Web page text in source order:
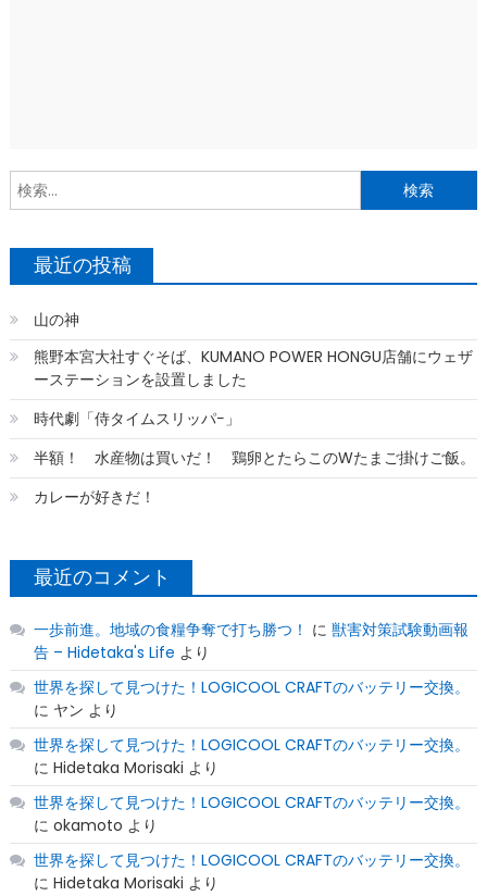
最近の投稿
山の神
熊野本宮大社すぐそば、KUMANO POWER HONGU店舗にウェザ
ーステーションを設置しました
時代劇「侍タイムスリッパ−」
半額！ 水産物は買いだ！ 鶏卵とたらこのWたまご掛けご飯。
カレーが好きだ！
最近のコメント
一歩前進。地域の食糧争奪で打ち勝つ！ に 獣害対策試験動画報
告 – Hidetaka's Life より
世界を探して見つけた！LOGICOOL CRAFTのバッテリー交換。
に ヤン より
世界を探して見つけた！LOGICOOL CRAFTのバッテリー交換。
に Hidetaka Morisaki より
世界を探して見つけた！LOGICOOL CRAFTのバッテリー交換。
に okamoto より
世界を探して見つけた！LOGICOOL CRAFTのバッテリー交換。
に Hidetaka Morisaki より